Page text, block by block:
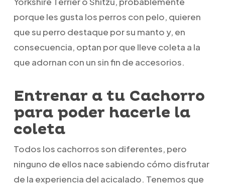
porque les gusta los perros con pelo, quieren
que su perro destaque por su manto y, en
consecuencia, optan por que lleve coleta a la
que adornan con un sin fin de accesorios.
Entrenar a tu Cachorro
para poder hacerle la
coleta
Todos los cachorros son diferentes, pero
ninguno de ellos nace sabiendo cómo disfrutar
de la experiencia del acicalado. Tenemos que